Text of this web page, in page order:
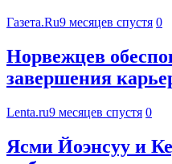
Газета.Ru9 месяцев спустя 0
Норвежцев
завершения
Lenta.ru9 месяцев спустя 0
Ясми Йоэнсуу и